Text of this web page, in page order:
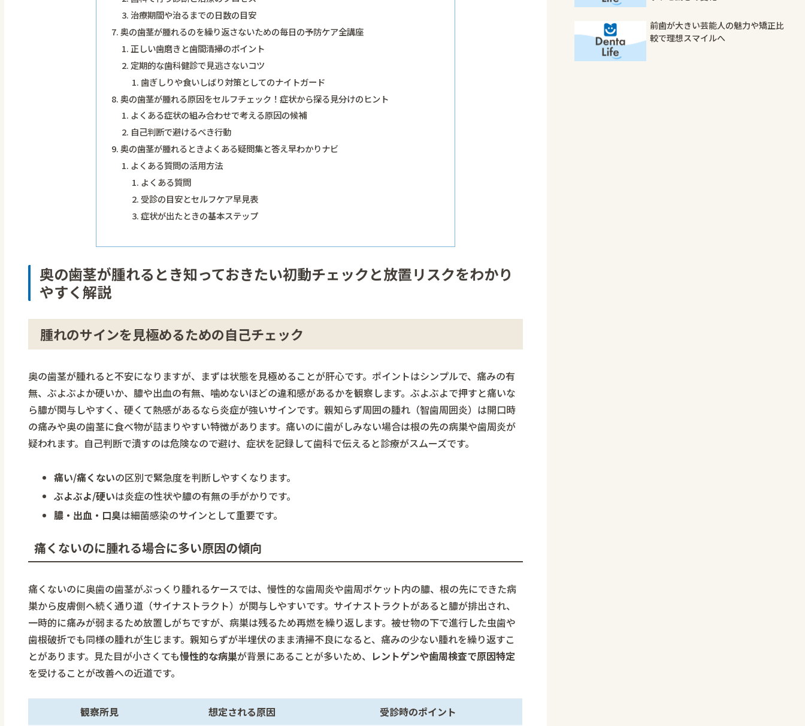
治療期間や治るまでの日数の目安
奥の歯茎が腫れるのを繰り返さないための毎日の予防ケア全講座
正しい歯磨きと歯間清掃のポイント
定期的な歯科健診で見逃さないコツ
歯ぎしりや食いしばり対策としてのナイトガード
奥の歯茎が腫れる原因をセルフチェック！症状から探る見分けのヒント
よくある症状の組み合わせで考える原因の候補
自己判断で避けるべき行動
奥の歯茎が腫れるときよくある疑問集と答え早わかりナビ
よくある質問の活用方法
よくある質問
受診の目安とセルフケア早見表
症状が出たときの基本ステップ
奥の歯茎が腫れるとき知っておきたい初動チェックと放置リスクをわかり
やすく解説
腫れのサインを見極めるための自己チェック
奥の歯茎が腫れると不安になりますが、まずは状態を見極めることが肝心です。ポイントはシンプルで、痛みの有
無、ぶよぶよか硬いか、膿や出血の有無、噛めないほどの違和感があるかを観察します。ぶよぶよで押すと痛いな
ら膿が関与しやすく、硬くて熱感があるなら炎症が強いサインです。親知らず周囲の腫れ（智歯周囲炎）は開口時
の痛みや奥の歯茎に食べ物が詰まりやすい特徴があります。痛いのに歯がしみない場合は根の先の病巣や歯周炎が
疑われます。自己判断で潰すのは危険なので避け、症状を記録して歯科で伝えると診療がスムーズです。
痛い/痛くないの区別で緊急度を判断しやすくなります。
ぶよぶよ/硬いは炎症の性状や膿の有無の手がかりです。
膿・出血・口臭は細菌感染のサインとして重要です。
痛くないのに腫れる場合に多い原因の傾向
痛くないのに奥歯の歯茎がぷっくり腫れるケースでは、慢性的な歯周炎や歯周ポケット内の膿、根の先にできた病
巣から皮膚側へ続く通り道（サイナストラクト）が関与しやすいです。サイナストラクトがあると膿が排出され、
一時的に痛みが弱まるため放置しがちですが、病巣は残るため再燃を繰り返します。被せ物の下で進行した虫歯や
歯根破折でも同様の腫れが生じます。親知らずが半埋伏のまま清掃不良になると、痛みの少ない腫れを繰り返すこ
とがあります。見た目が小さくても慢性的な病巣が背景にあることが多いため、 レントゲンや歯周検査で原因特定
を受けることが改善への近道です。
観察所見 想定される原因
受診時のポイント
前歯が大きい芸能人の魅力や矯正比
較で理想スマイルへ